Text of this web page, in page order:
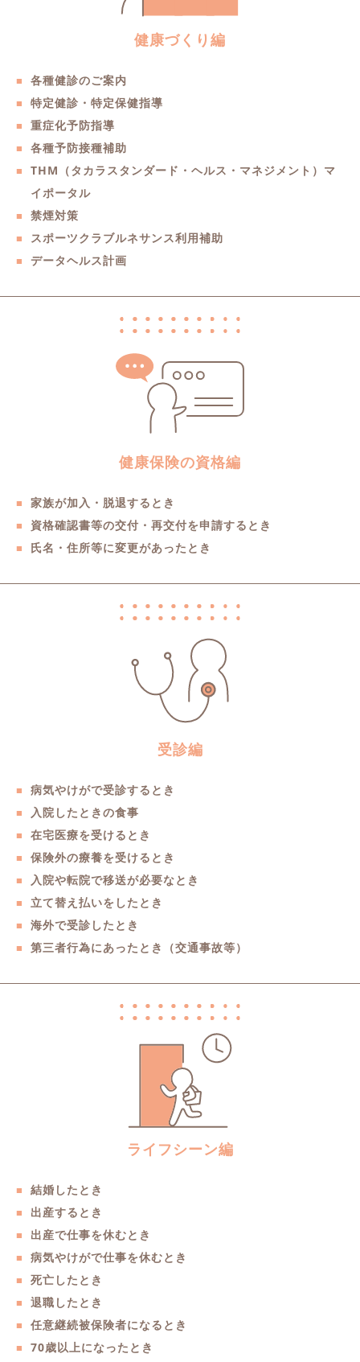
健康づくり編
各種健診のご案内
特定健診・特定保健指導
重症化予防指導
各種予防接種補助
THM（タカラスタンダード・ヘルス・マネジメント）マ
イポータル
禁煙対策
スポーツクラブルネサンス利用補助
データヘルス計画
健康保険の資格編
家族が加入・脱退するとき
資格確認書等の交付・再交付を申請するとき
氏名・住所等に変更があったとき
受診編
病気やけがで受診するとき
入院したときの食事
在宅医療を受けるとき
保険外の療養を受けるとき
入院や転院で移送が必要なとき
立て替え払いをしたとき
海外で受診したとき
第三者行為にあったとき（交通事故等）
ライフシーン編
結婚したとき
出産するとき
出産で仕事を休むとき
病気やけがで仕事を休むとき
死亡したとき
退職したとき
任意継続被保険者になるとき
70歳以上になったとき